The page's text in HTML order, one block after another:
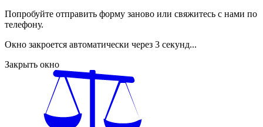
Попробуйте отправить форму заново или свяжитесь с нами по
телефону.
Окно закроется автоматически через 3 секунд...
Закрыть окно